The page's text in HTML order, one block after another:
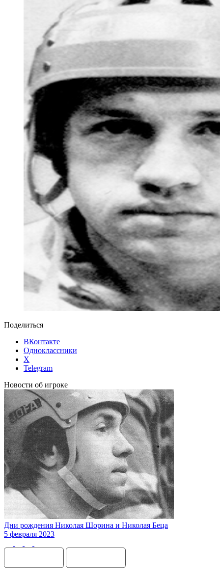
Поделиться
ВКонтакте
Одноклассники
X
Telegram
Новости об игроке
Дни рождения Николая Шорина и Николая Беца
5 февраля 2023